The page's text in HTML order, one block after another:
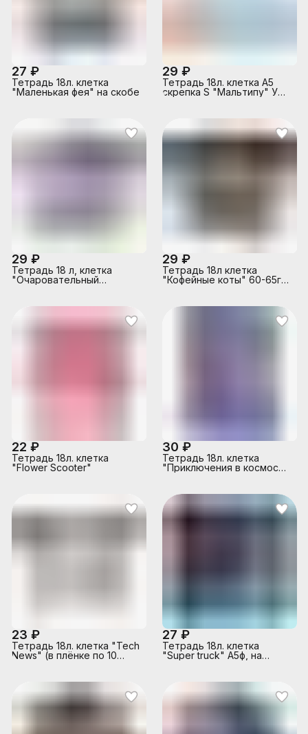
27 ₽
Тетрадь 18л. клетка
"Маленькая фея" на скобе
29 ₽
Тетрадь 18л. клетка А5
скрепка S "Мальтипу" УФ
29 ₽
Тетрадь 18 л, клетка
"Очаровательный
29 ₽
Тетрадь 18л клетка
"Кофейные коты" 60-65г/
22 ₽
Тетрадь 18л. клетка
"Flower Scooter"
30 ₽
Тетрадь 18л. клетка
"Приключения в космосе"
23 ₽
Тетрадь 18л. клетка "Tech
News" (в плёнке по 10
27 ₽
Тетрадь 18л. клетка
"Super truck" А5ф, на